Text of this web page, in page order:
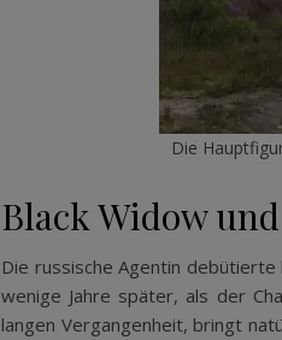
Die
Black Widow
Die russische Agentin debütierte
wenige Jahre später, als der
langen Vergangenheit, bringt